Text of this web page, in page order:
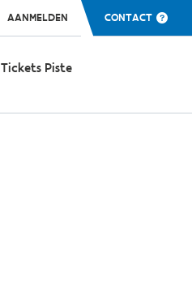
AANMELDEN CONTACT
Tickets Piste